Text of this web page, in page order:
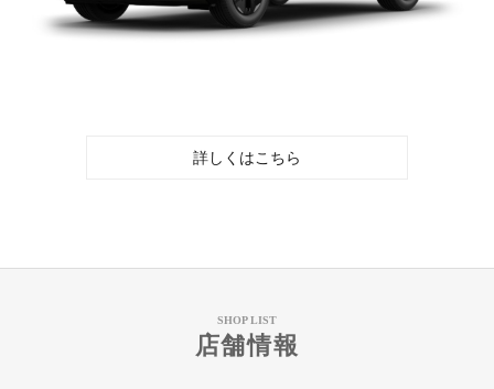
詳しくはこちら
SHOP LIST
店舗情報